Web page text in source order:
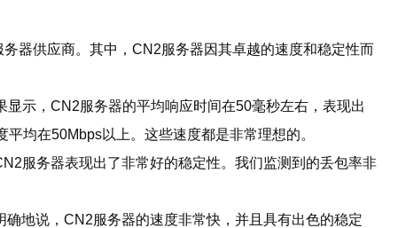
器供应商。其中，CN2服务器因其卓越的速度和稳定性而
示，CN2服务器的平均响应时间在50毫秒左右，表现出
均在50Mbps以上。这些速度都是非常理想的。
服务器表现出了非常好的稳定性。我们监测到的丢包率非
地说，CN2服务器的速度非常快，并且具有出色的稳定